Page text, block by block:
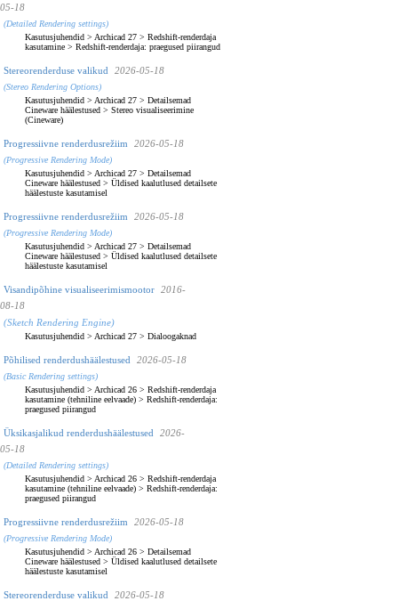
05-18
(Detailed Rendering settings)
Kasutusjuhendid > Archicad 27 > Redshift-renderdaja
kasutamine > Redshift-renderdaja: praegused piirangud
Stereorenderduse valikud 2026-05-18
(Stereo Rendering Options)
Kasutusjuhendid > Archicad 27 > Detailsemad
Cineware häälestused > Stereo visualiseerimine
(Cineware)
Progressiivne renderdusrežiim 2026-05-18
(Progressive Rendering Mode)
Kasutusjuhendid > Archicad 27 > Detailsemad
Cineware häälestused > Üldised kaalutlused detailsete
häälestuste kasutamisel
Progressiivne renderdusrežiim 2026-05-18
(Progressive Rendering Mode)
Kasutusjuhendid > Archicad 27 > Detailsemad
Cineware häälestused > Üldised kaalutlused detailsete
häälestuste kasutamisel
Visandipõhine visualiseerimismootor
2016-
08-18
(Sketch Rendering Engine)
Kasutusjuhendid > Archicad 27 > Dialoogaknad
Põhilised renderdushäälestused 2026-05-18
(Basic Rendering settings)
Kasutusjuhendid > Archicad 26 > Redshift-renderdaja
kasutamine (tehniline eelvaade) > Redshift-renderdaja:
praegused piirangud
Üksikasjalikud renderdushäälestused
2026-
05-18
(Detailed Rendering settings)
Kasutusjuhendid > Archicad 26 > Redshift-renderdaja
kasutamine (tehniline eelvaade) > Redshift-renderdaja:
praegused piirangud
Progressiivne renderdusrežiim 2026-05-18
(Progressive Rendering Mode)
Kasutusjuhendid > Archicad 26 > Detailsemad
Cineware häälestused > Üldised kaalutlused detailsete
häälestuste kasutamisel
Stereorenderduse valikud 2026-05-18